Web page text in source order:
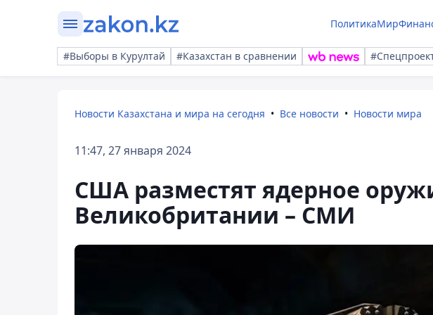
ПолитикаМир
#Выборы в Курултай #Казахстан в сравнении
Новости Казахстана и мира на сегодня Все новости Новости мира
11:47, 27 января 2024
США разместят ядерное
Великобритании – СМИ